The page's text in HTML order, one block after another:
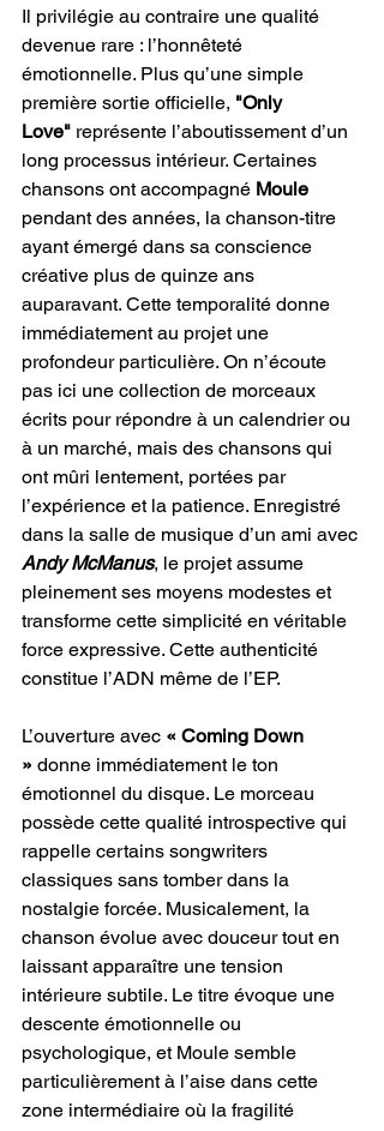
Il privilégie au contraire une qualité
devenue rare : l’honnêteté
émotionnelle. Plus qu’une simple
première sortie officielle, "Only
Love" représente l’aboutissement d’un
long processus intérieur. Certaines
chansons ont accompagné Moule
pendant des années, la chanson-titre
ayant émergé dans sa conscience
créative plus de quinze ans
auparavant. Cette temporalité donne
immédiatement au projet une
profondeur particulière. On n’écoute
pas ici une collection de morceaux
écrits pour répondre à un calendrier ou
à un marché, mais des chansons qui
ont mûri lentement, portées par
l’expérience et la patience. Enregistré
dans la salle de musique d’un ami avec
Andy McManus, le projet assume
pleinement ses moyens modestes et
transforme cette simplicité en véritable
force expressive. Cette authenticité
constitue l’ADN même de l’EP.
L’ouverture avec « Coming Down
» donne immédiatement le ton
émotionnel du disque. Le morceau
possède cette qualité introspective qui
rappelle certains songwriters
classiques sans tomber dans la
nostalgie forcée. Musicalement, la
chanson évolue avec douceur tout en
laissant apparaître une tension
intérieure subtile. Le titre évoque une
descente émotionnelle ou
psychologique, et Moule semble
particulièrement à l’aise dans cette
zone intermédiaire où la fragilité